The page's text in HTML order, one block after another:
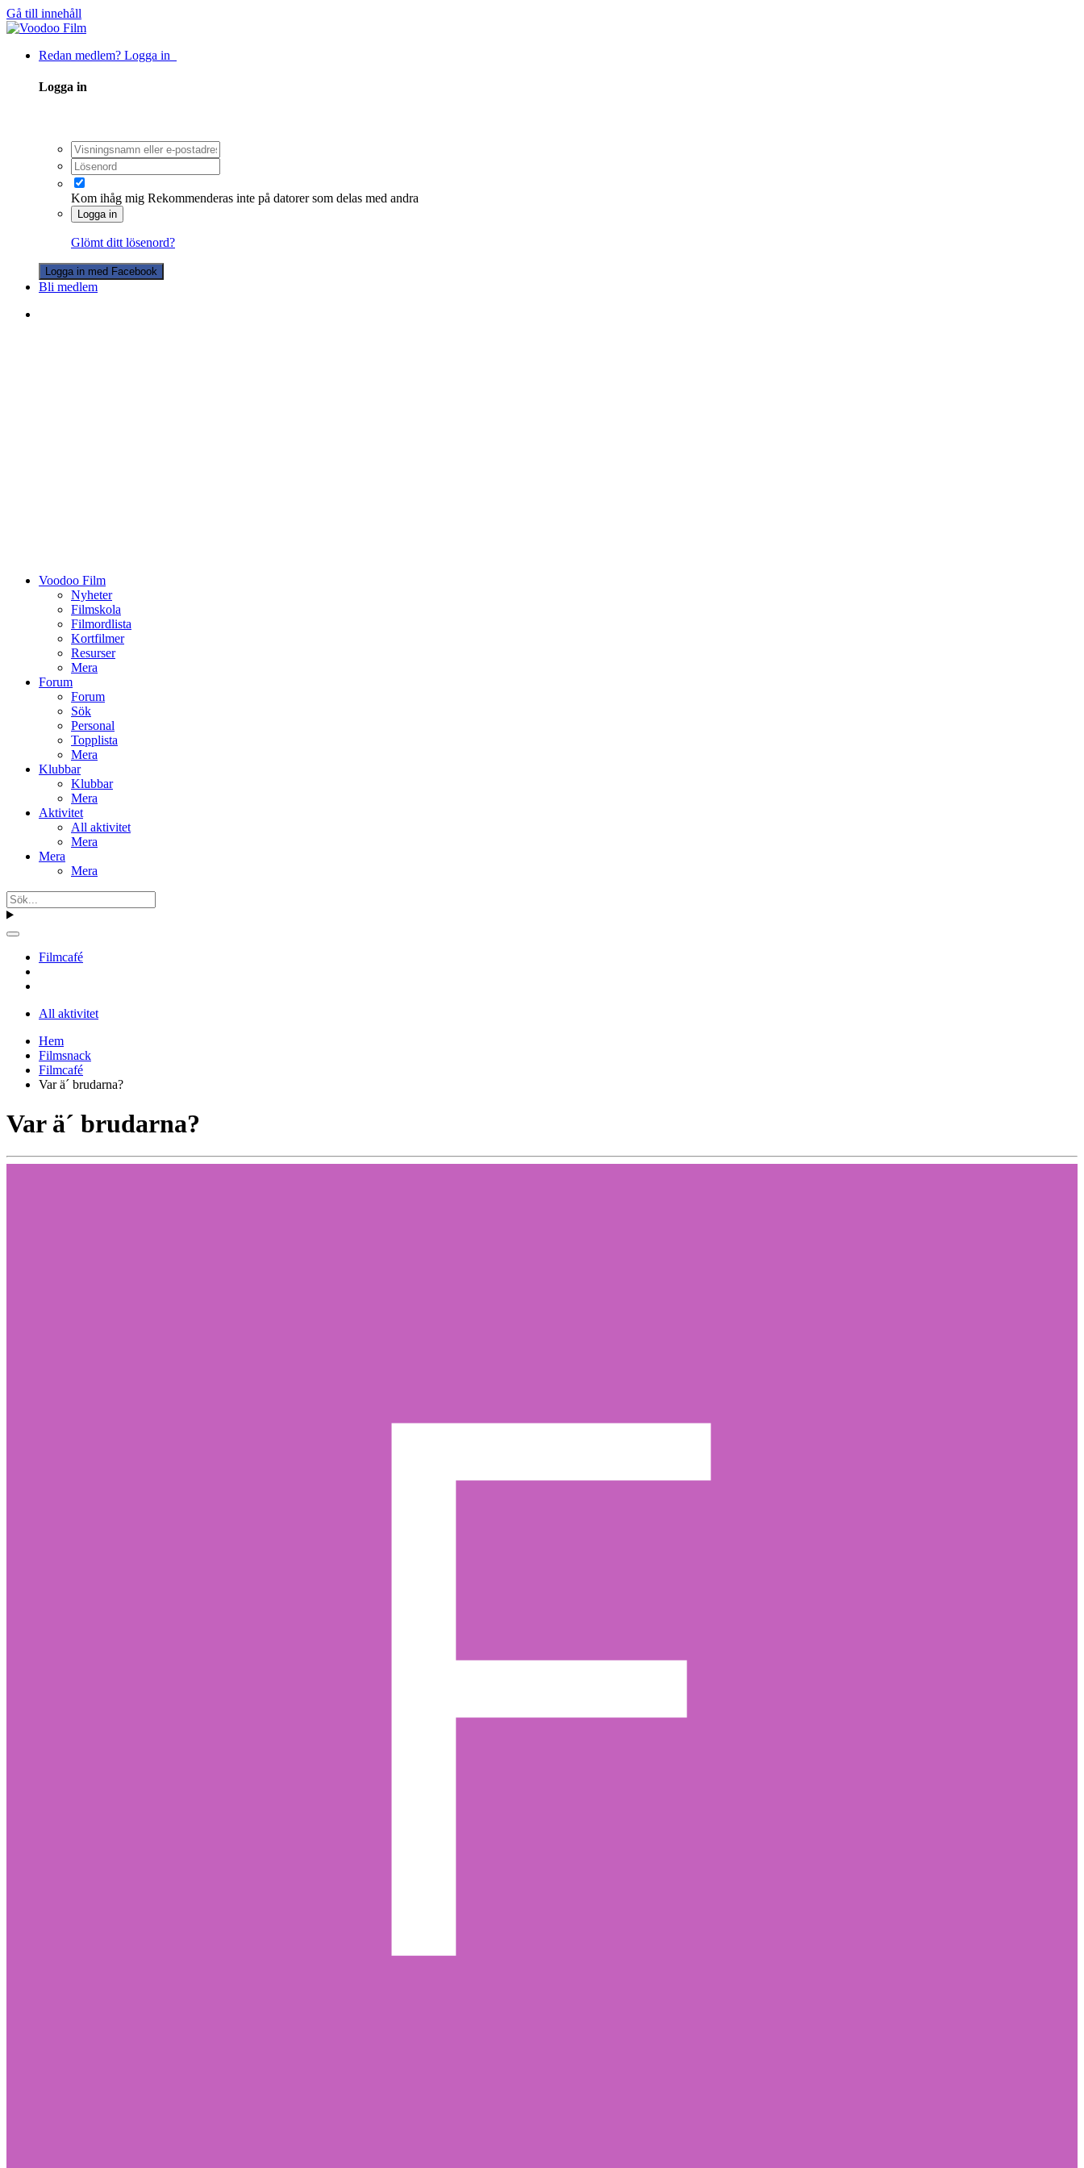
Gå till innehåll
Redan medlem? Logga in
Logga in
Kom ihåg mig Rekommenderas inte på datorer som delas med andra
Logga in
Glömt ditt lösenord?
Logga in med Facebook
Bli medlem
Voodoo Film
Nyheter
Filmskola
Filmordlista
Kortfilmer
Resurser
Mera
Forum
Forum
Sök
Personal
Topplista
Mera
Klubbar
Klubbar
Mera
Aktivitet
All aktivitet
Mera
Mera
Mera
Filmcafé
All aktivitet
Hem
Filmsnack
Filmcafé
Var ä´ brudarna?
Var ä´ brudarna?